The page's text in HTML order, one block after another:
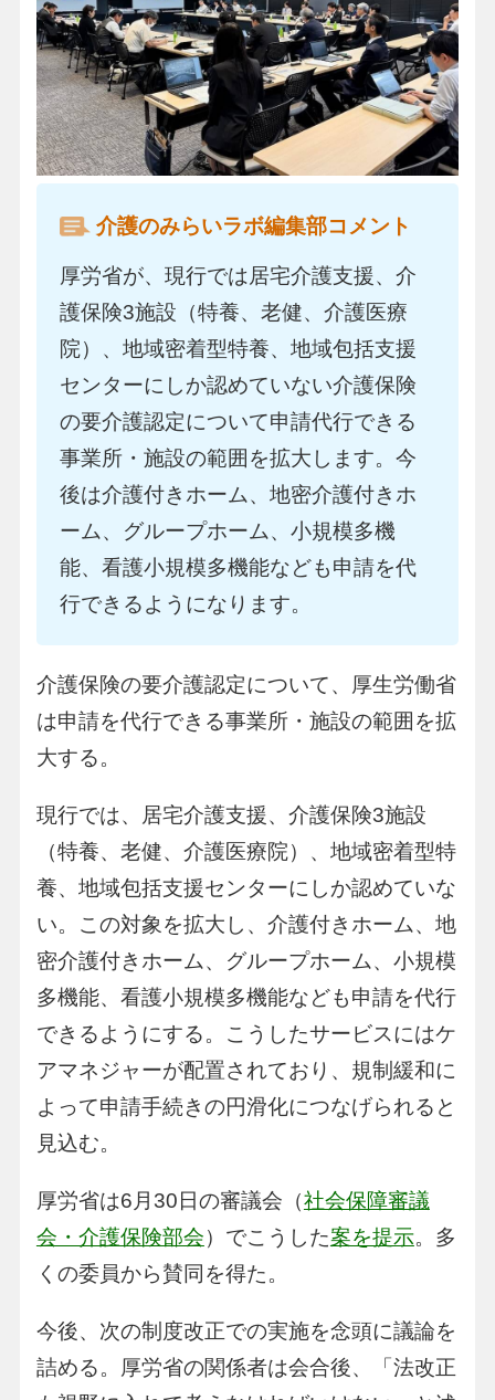
介護のみらいラボ編集部コメント
厚労省が、現行では居宅介護支援、介
護保険3施設（特養、老健、介護医療
院）、地域密着型特養、地域包括支援
センターにしか認めていない介護保険
の要介護認定について申請代行できる
事業所・施設の範囲を拡大します。今
後は介護付きホーム、地密介護付きホ
ーム、グループホーム、小規模多機
能、看護小規模多機能なども申請を代
行できるようになります。
介護保険の要介護認定について、厚生労働省
は申請を代行できる事業所・施設の範囲を拡
大する。
現行では、居宅介護支援、介護保険3施設
（特養、老健、介護医療院）、地域密着型特
養、地域包括支援センターにしか認めていな
い。この対象を拡大し、介護付きホーム、地
密介護付きホーム、グループホーム、小規模
多機能、看護小規模多機能なども申請を代行
できるようにする。こうしたサービスにはケ
アマネジャーが配置されており、規制緩和に
よって申請手続きの円滑化につなげられると
見込む。
厚労省は6月30日の審議会（社会保障審議
会・介護保険部会）でこうした案を提示。多
くの委員から賛同を得た。
今後、次の制度改正での実施を念頭に議論を
詰める。厚労省の関係者は会合後、「法改正